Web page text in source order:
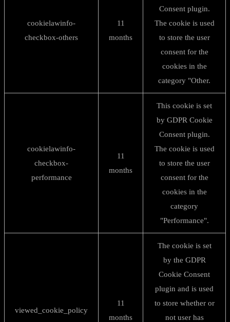
cookielawinfo-
checkbox-others
11
months
Consent plugin.
The cookie is used
to store the user
consent for the
cookies in the
category "Other.
cookielawinfo-
checkbox-
performance
11
months
This cookie is set
by GDPR Cookie
Consent plugin.
The cookie is used
to store the user
consent for the
cookies in the
category
"Performance".
viewed_cookie_policy
11
months
The cookie is set
by the GDPR
Cookie Consent
plugin and is used
to store whether or
not user has